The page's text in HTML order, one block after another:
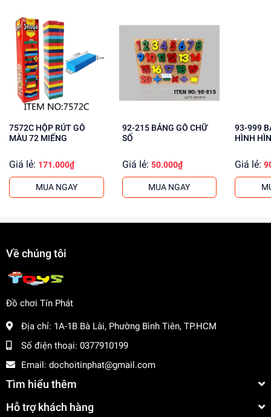
7572C HỘP RÚT GỖ
MÀU 72 MIẾNG
Giá lẻ: 171.000₫
MUA NGAY
92-215 BẢNG GỖ CHỮ
SỐ
Giá lẻ: 50.000₫
MUA NGAY
93-999 BẢNG GỖ XẾP
HÌNH
Giá lẻ:
Về chúng tôi
Đồ chơi Tín Phát
Địa chỉ: 1A-1B Bà Lài, Phường Bình Tiên, TP.HCM
Số điện thoại: 0377910199
Email: dochoitinphat@gmail.com
Tìm hiểu thêm
Hỗ trợ khách hàng